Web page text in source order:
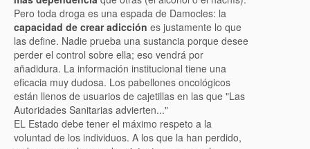
Pero toda droga es una espada de Damocles: la
capacidad de crear adicción es justamente lo que
las define. Nadie prueba una sustancia porque desee
perder el control sobre ella; eso vendrá por
añadidura. La información institucional tiene una
eficacia muy dudosa. Los pabellones oncológicos
están llenos de usuarios de cajetillas en las que "Las
Autoridades Sanitarias advierten..."
EL Estado debe tener el máximo respeto a la
voluntad de los individuos. A los que la han perdido,